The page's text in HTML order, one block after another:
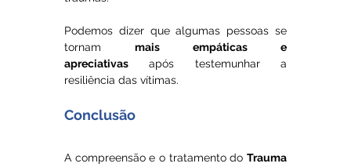
Podemos dizer que algumas pessoas se
tornam mais empáticas e
apreciativas após testemunhar a
resiliência das vítimas.
Conclusão
A compreensão e o tratamento do Trauma